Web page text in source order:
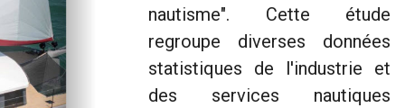
nautisme". Cette étude
regroupe diverses données
statistiques de l'industrie et
des services nautiques